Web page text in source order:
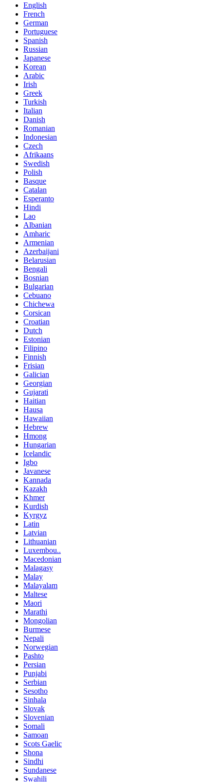
English
French
German
Portuguese
Spanish
Russian
Japanese
Korean
Arabic
Irish
Greek
Turkish
Italian
Danish
Romanian
Indonesian
Czech
Afrikaans
Swedish
Polish
Basque
Catalan
Esperanto
Hindi
Lao
Albanian
Amharic
Armenian
Azerbaijani
Belarusian
Bengali
Bosnian
Bulgarian
Cebuano
Chichewa
Corsican
Croatian
Dutch
Estonian
Filipino
Finnish
Frisian
Galician
Georgian
Gujarati
Haitian
Hausa
Hawaiian
Hebrew
Hmong
Hungarian
Icelandic
Igbo
Javanese
Kannada
Kazakh
Khmer
Kurdish
Kyrgyz
Latin
Latvian
Lithuanian
Luxembou..
Macedonian
Malagasy
Malay
Malayalam
Maltese
Maori
Marathi
Mongolian
Burmese
Nepali
Norwegian
Pashto
Persian
Punjabi
Serbian
Sesotho
Sinhala
Slovak
Slovenian
Somali
Samoan
Scots Gaelic
Shona
Sindhi
Sundanese
Swahili